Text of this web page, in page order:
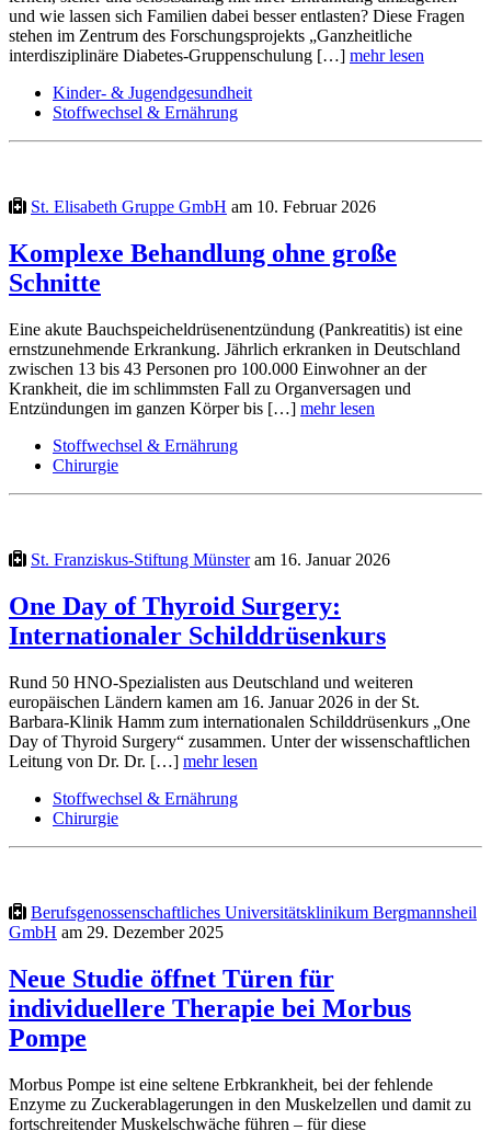
und wie lassen sich Familien dabei besser entlasten? Diese Fragen
stehen im Zentrum des Forschungsprojekts „Ganzheitliche
interdisziplinäre Diabetes-Gruppenschulung […] mehr lesen
Kinder- & Jugendgesundheit
Stoffwechsel & Ernährung
St. Elisabeth Gruppe GmbH am 10. Februar 2026
Komplexe Behandlung ohne große
Schnitte
Eine akute Bauchspeicheldrüsenentzündung (Pankreatitis) ist eine
ernstzunehmende Erkrankung. Jährlich erkranken in Deutschland
zwischen 13 bis 43 Personen pro 100.000 Einwohner an der
Krankheit, die im schlimmsten Fall zu Organversagen und
Entzündungen im ganzen Körper bis […] mehr lesen
Stoffwechsel & Ernährung
Chirurgie
St. Franziskus-Stiftung Münsteram 16. Januar 2026
One Day of Thyroid Surgery:
Internationaler Schilddrüsenkurs
Rund 50 HNO-Spezialisten aus Deutschland und weiteren
europäischen Ländern kamen am 16. Januar 2026 in der St.
Barbara-Klinik Hamm zum internationalen Schilddrüsenkurs „One
Day of Thyroid Surgery“ zusammen. Unter der wissenschaftlichen
Leitung von Dr. Dr. […] mehr lesen
Stoffwechsel & Ernährung
Chirurgie
Berufsgenossenschaftliches Universitätsklinikum Bergmannsheil
GmbH am 29. Dezember 2025
Neue Studie öffnet Türen für
individuellere Therapie bei Morbus
Pompe
Morbus Pompe ist eine seltene Erbkrankheit, bei der fehlende
Enzyme zu Zuckerablagerungen in den Muskelzellen und damit zu
fortschreitender Muskelschwäche führen – für diese